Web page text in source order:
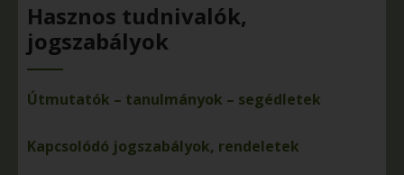
Hasznos tudnivalók,
jogszabályok
Útmutatók – tanulmányok – segédletek
Kapcsolódó jogszabályok, rendeletek